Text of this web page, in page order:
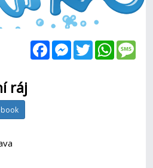
FacebookMessenger
Twitter
ráj